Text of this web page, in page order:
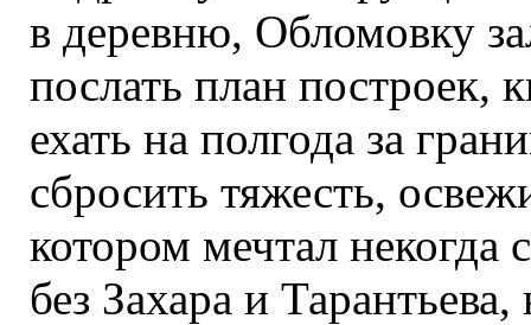
в деревню, Обломовку
послать план построек,
ехать на полгода за
сбросить тяжесть,
котором мечтал некогда
без Захара и